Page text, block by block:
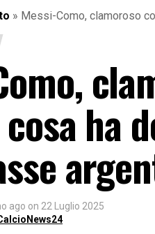
» Messi-Como, clamoroso
ha
ago on 22 Luglio 2025